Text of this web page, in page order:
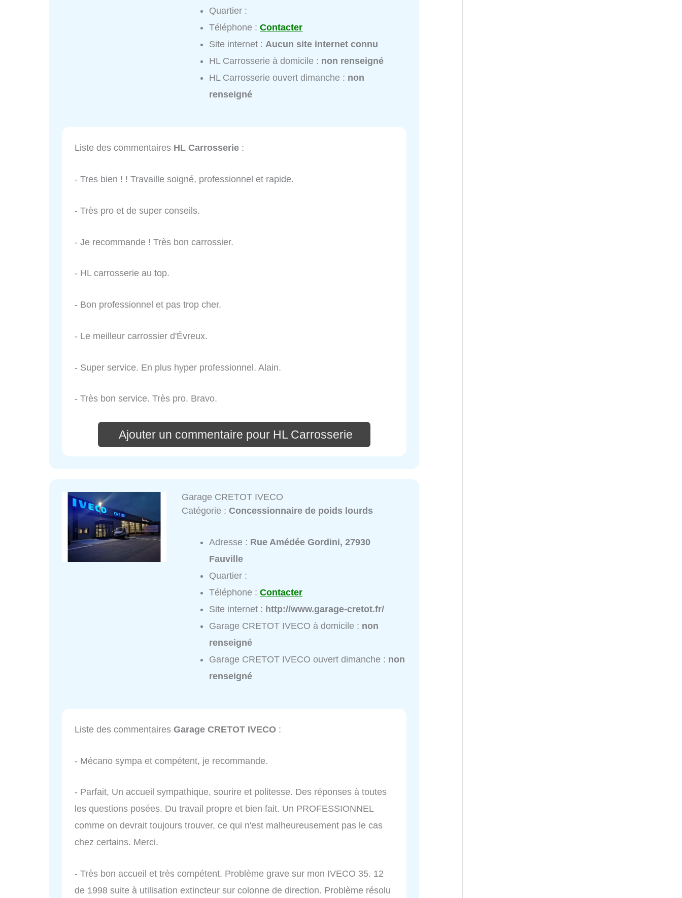
Quartier :
Téléphone :Contacter
Site internet :Aucun site internet connu
HL Carrosserie à domicile : non renseigné
HL Carrosserie ouvert dimanche : non
renseigné
Liste des commentaires HL Carrosserie :
- Tres bien ! ! Travaille soigné, professionnel et rapide.
- Très pro et de super conseils.
- Je recommande ! Très bon carrossier.
- HL carrosserie au top.
- Bon professionnel et pas trop cher.
- Le meilleur carrossier d'Évreux.
- Super service. En plus hyper professionnel. Alain.
- Très bon service. Très pro. Bravo.
Ajouter un commentaire pour HL Carrosserie
Garage CRETOT IVECO
Catégorie :Concessionnaire de poids lourds
Adresse : Rue Amédée Gordini, 27930
Fauville
Quartier :
Téléphone :Contacter
Site internet : http://www.garage-cretot.fr/
Garage CRETOT IVECO à domicile : non
renseigné
Garage CRETOT IVECO ouvert dimanche : non
renseigné
Liste des commentaires Garage CRETOT IVECO :
- Mécano sympa et compétent, je recommande.
- Parfait, Un accueil sympathique, sourire et politesse. Des réponses à toutes
les questions posées. Du travail propre et bien fait. Un PROFESSIONNEL
comme on devrait toujours trouver, ce qui n'est malheureusement pas le cas
chez certains. Merci.
- Très bon accueil et très compétent. Problème grave sur mon IVECO 35. 12
de 1998 suite à utilisation extincteur sur colonne de direction. Problème résolu